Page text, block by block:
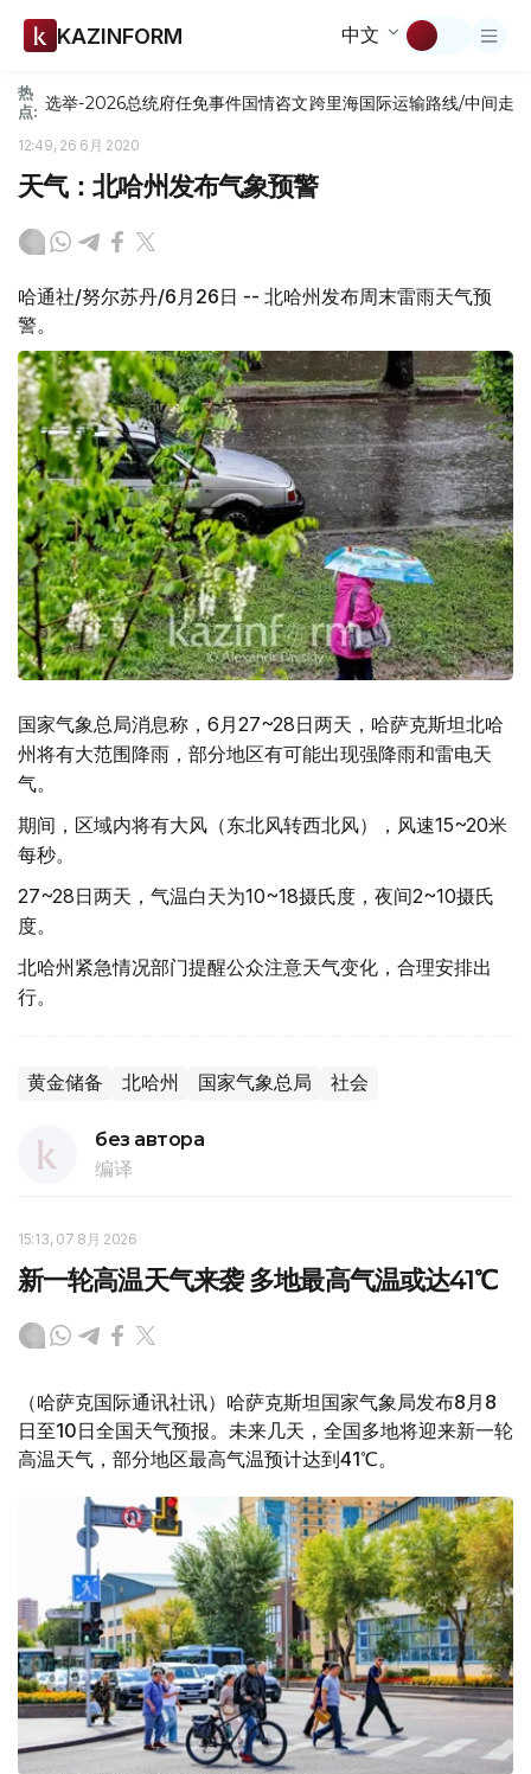
KAZINFORM 中文
热
点: 选举-2026总统府任免事件国情咨文跨里海国际运输路线/中间走廊
12:49, 26 6月 2020
天气：北哈州发布气象预警
哈通社/努尔苏丹/6月26日 -- 北哈州发布周末雷雨天气预
警。
国家气象总局消息称，6月27~28日两天，哈萨克斯坦北哈
州将有大范围降雨，部分地区有可能出现强降雨和雷电天
气。
期间，区域内将有大风（东北风转西北风），风速15~20米
每秒。
27~28日两天，气温白天为10~18摄氏度，夜间2~10摄氏
度。
北哈州紧急情况部门提醒公众注意天气变化，合理安排出
行。
黄金储备 北哈州 国家气象总局 社会
без автора
编译
15:13, 07 8月 2026
新一轮高温天气来袭 多地最高气温或达41℃
（哈萨克国际通讯社讯）哈萨克斯坦国家气象局发布8月8
日至10日全国天气预报。未来几天，全国多地将迎来新一轮
高温天气，部分地区最高气温预计达到41℃。